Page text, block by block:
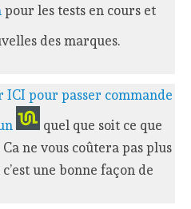
pour les tests en cours et
des marques.
ICI pour passer commande
quel que soit ce que
ne vous coûtera pas plus
une bonne façon de